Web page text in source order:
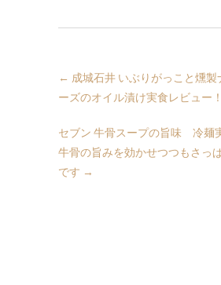
← 成城石井 いぶりがっこと燻製
ーズのオイル漬け実食レビュー！
セブン 牛骨スープの旨味 冷麺
牛骨の旨みを効かせつつもさっ
です →